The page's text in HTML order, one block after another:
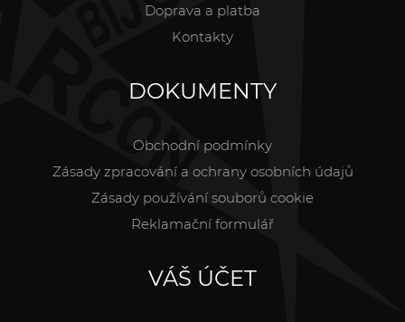
Doprava a platba
Kontakty
DOKUMENTY
Obchodní podmínky
Zásady zpracování a ochrany osobních údajů
Zásady používání souborů cookie
Reklamační formulář
VÁŠ ÚČET